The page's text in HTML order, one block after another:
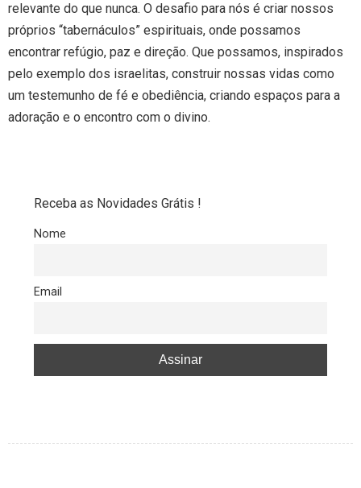
relevante do que nunca. O desafio para nós é criar nossos
próprios “tabernáculos” espirituais, onde possamos
encontrar refúgio, paz e direção. Que possamos, inspirados
pelo exemplo dos israelitas, construir nossas vidas como
um testemunho de fé e obediência, criando espaços para a
adoração e o encontro com o divino.
Receba as Novidades Grátis !
Nome
Email